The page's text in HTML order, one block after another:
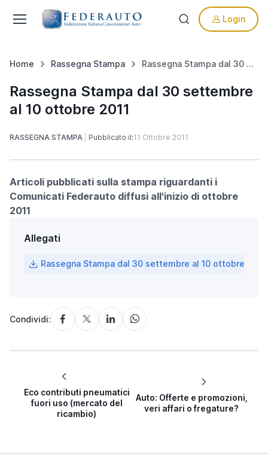
Login
Home Rassegna Stampa Rassegna Stampa dal 30 settembre al 10 ottobre 2011
Rassegna Stampa dal 30 settembre
al 10 ottobre 2011
RASSEGNA STAMPA Pubblicato il:11 Ottobre 2011
Articoli pubblicati sulla stampa riguardanti i
Comunicati Federauto diffusi all'inizio di ottobre
2011
Allegati
Rassegna Stampa dal 30 settembre al 10 ottobre 2011
Condividi:
Eco contributi pneumatici
fuori uso (mercato del
ricambio)
Auto: Offerte e promozioni,
veri affari o fregature?